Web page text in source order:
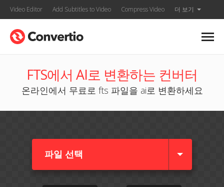
Video Editor Add Subtitles to Video Compress Video 더 보기
FTS에서 AI로 변환하는 컨버터
온라인에서 무료로 fts 파일을 ai로 변환하세요
파일 선택